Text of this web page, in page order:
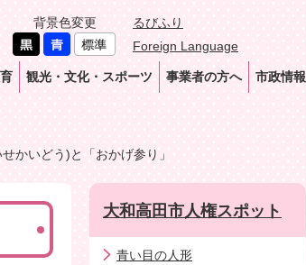
背景色変更
るびふり
Foreign Language
観光・文化・スポーツ 事業者の方へ 市政情報
かいどう)と「おかげ参り」
大和高田市人権スポット
青い目の人形